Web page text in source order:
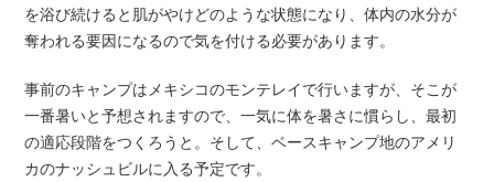
を浴び続けると肌がやけどのような状態になり、体内の水分が
奪われる要因になるので気を付ける必要があります。
事前のキャンプはメキシコのモンテレイで行いますが、そこが
一番暑いと予想されますので、一気に体を暑さに慣らし、最初
の適応段階をつくろうと。そして、ベースキャンプ地のアメリ
カのナッシュビルに入る予定です。